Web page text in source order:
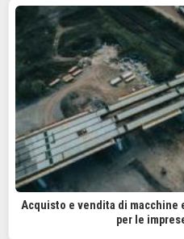
Acquisto e vendita di
per le